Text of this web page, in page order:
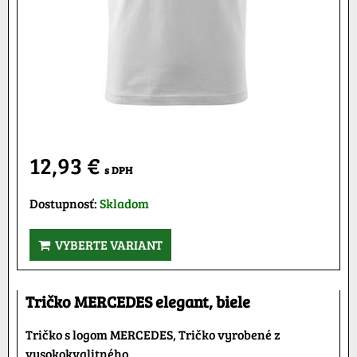
12,93 € s DPH
Dostupnosť:Skladom
VYBERTE VARIANT
Tričko MERCEDES elegant, biele
Tričko s logom MERCEDES, Tričko vyrobené z
vysokokvalitného...